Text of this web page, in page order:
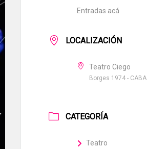
Entradas acá
LOCALIZACIÓN
Teatro Ciego
Borges 1974 - CABA
CATEGORÍA
Teatro